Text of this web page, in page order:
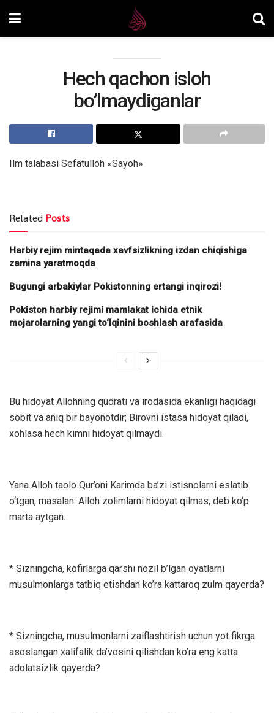
Hech qachon isloh
bo’lmaydiganlar
Ilm talabasi Sefatulloh «Sayoh»
Related Posts
Harbiy rejim mintaqada xavfsizlikning izdan chiqishiga
zamina yaratmoqda
Bugungi arbakiylar Pokistonning ertangi inqirozi!
Pokiston harbiy rejimi mamlakat ichida etnik
mojarolarning yangi to‘lqinini boshlash arafasida
Bu hidoyat Allohning qudrati va irodasida ekanligi haqidagi
sobit va aniq bir bayonotdir; Birovni istasa hidoyat qiladi,
xohlasa hech kimni hidoyat qilmaydi.
Yana Alloh taolo Qur’oni Karimda ba’zi istisnolarni eslatib
o‘tgan, masalan: Alloh zolimlarni hidoyat qilmas, deb ko‘p
marta aytgan.
* Sizningcha, kofirlarga qarshi nozil b’lgan oyatlarni
musulmonlarga tatbiq etishdan ko’ra kattaroq zulm qayerda?
* Sizningcha, musulmonlarni zaiflashtirish uchun yot fikrga
asoslangan xalifalik da’vosini qilishdan ko’ra eng katta
adolatsizlik qayerda?